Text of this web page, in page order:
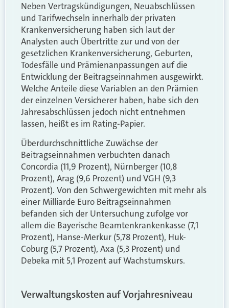
Neben Vertragskündigungen, Neuabschlüssen
und Tarifwechseln innerhalb der privaten
Krankenversicherung haben sich laut der
Analysten auch Übertritte zur und von der
gesetzlichen Krankenversicherung, Geburten,
Todesfälle und Prämienanpassungen auf die
Entwicklung der Beitragseinnahmen ausgewirkt.
Welche Anteile diese Variablen an den Prämien
der einzelnen Versicherer haben, habe sich den
Jahresabschlüssen jedoch nicht entnehmen
lassen, heißt es im Rating-Papier.
Überdurchschnittliche Zuwächse der
Beitragseinnahmen verbuchten danach
Concordia (11,9 Prozent), Nürnberger (10,8
Prozent), Arag (9,6 Prozent) und VGH (9,3
Prozent). Von den Schwergewichten mit mehr als
einer Milliarde Euro Beitragseinnahmen
befanden sich der Untersuchung zufolge vor
allem die Bayerische Beamtenkrankenkasse (7,1
Prozent), Hanse-Merkur (5,78 Prozent), Huk-
Coburg (5,7 Prozent), Axa (5,3 Prozent) und
Debeka mit 5,1 Prozent auf Wachstumskurs.
Verwaltungskosten auf Vorjahresniveau